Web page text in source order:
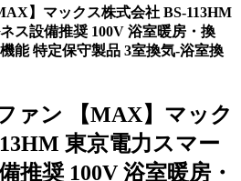
】マックス株式会社 BS-113HM
ス設備推奨 100V 浴室暖房・換
能 特定保守製品 3室換気-浴室換